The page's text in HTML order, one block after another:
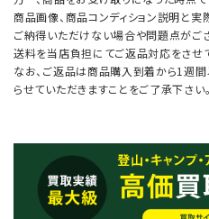
商品画像、商品コンディション説明と実
ご納得いただけない場合や問題点がご
送料を当店負担にてご返品対応をさせ
なお、ご返品は商品購入到着から1週
らせていただきますことをご了承下さい。